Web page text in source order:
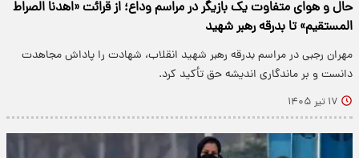
حال و هوای متفاوت یک بازیگر در مراسم وداع؛ از قرائت «اهدنا الصراط
المستقیم» تا بدرقه رهبر شهید
مهران رجبی در مراسم بدرقه رهبر شهید انقلاب، شهادت را پاداش مجاهدت
دانست و بر ماندگاری اندیشه حق تأکید کرد.
۱۷ تیر ۱۴۰۵